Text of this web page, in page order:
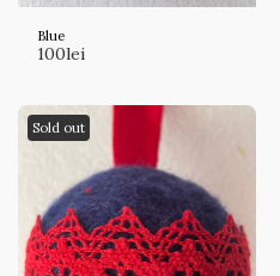
Blue
100lei
Sold out